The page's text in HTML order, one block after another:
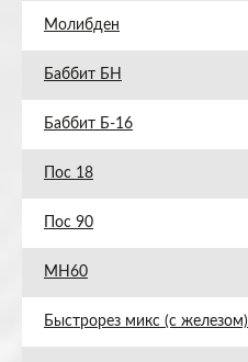
Молибден
Баббит БН
Баббит Б-16
Пос 18
Пос 90
МН60
Быстрорез микс (с железом)